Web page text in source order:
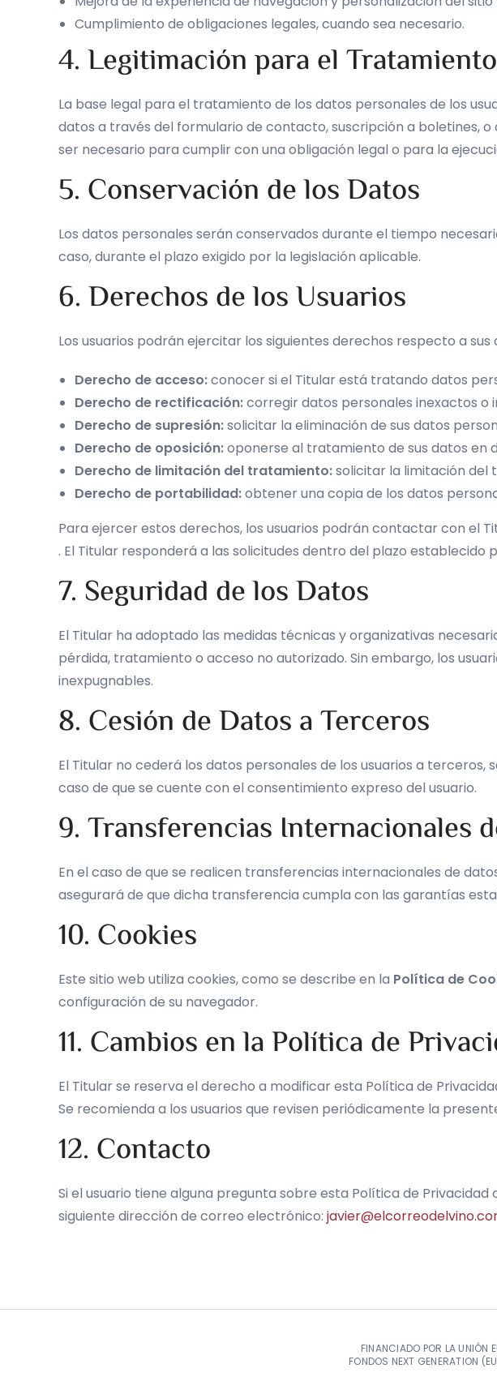
Cumplimiento de obligaciones legales, cuando sea necesario.
4. Legitimación para el Tratamiento
La base legal para el tratamiento de los datos personales de los
datos a través del formulario de contacto, suscripción a boletines,
ser necesario para cumplir con una obligación legal o para la
5. Conservación de los Datos
Los datos personales serán conservados durante el tiempo
caso, durante el plazo exigido por la legislación aplicable.
6. Derechos de los Usuarios
Los usuarios podrán ejercitar los siguientes derechos respecto a sus
Derecho de acceso:conocer si el Titular está tratando datos
Derecho de rectificación:corregir datos personales inexactos o
Derecho de supresión:solicitar la eliminación de sus datos
Derecho de oposición:oponerse al tratamiento de sus datos en
Derecho de limitación del tratamiento:solicitar la limitación del
Derecho de portabilidad:obtener una copia de los datos
Para ejercer estos derechos, los usuarios podrán contactar con el
. El Titular responderá a las solicitudes dentro del plazo establecido
7. Seguridad de los Datos
El Titular ha adoptado las medidas técnicas y organizativas
pérdida, tratamiento o acceso no autorizado. Sin embargo, los
inexpugnables.
8. Cesión de Datos a Terceros
El Titular no cederá los datos personales de los usuarios a
caso de que se cuente con el consentimiento expreso del usuario.
9. Transferencias Internacionales
En el caso de que se realicen transferencias internacionales de
asegurará de que dicha transferencia cumpla con las garantías
10. Cookies
Este sitio web utiliza cookies, como se describe en la Política de
configuración de su navegador.
11. Cambios en la Política de
El Titular se reserva el derecho a modificar esta Política de
Se recomienda a los usuarios que revisen periódicamente la
12. Contacto
Si el usuario tiene alguna pregunta sobre esta Política de
siguiente dirección de correo electrónico:
FINANCIADO POR LA UNIÓN
FONDOS NEXT GENERATION